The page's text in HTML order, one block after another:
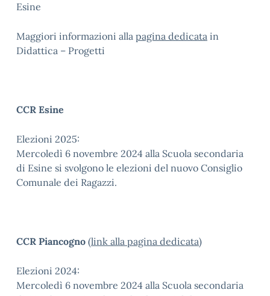
Esine
Maggiori informazioni alla pagina dedicata in
Didattica – Progetti
CCR Esine
Elezioni 2025:
Mercoledì 6 novembre 2024 alla Scuola secondaria
di Esine si svolgono le elezioni del nuovo Consiglio
Comunale dei Ragazzi.
CCR Piancogno (link alla pagina dedicata)
Elezioni 2024:
Mercoledì 6 novembre 2024 alla Scuola secondaria